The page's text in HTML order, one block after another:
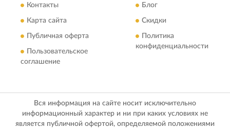
Контакты
Карта сайта
Публичная оферта
Пользовательское
соглашение
Блог
Скидки
Политика
конфиденциальности
Вся информация на сайте носит исключительно
информационный характер и ни при каких условиях не
является публичной офертой, определяемой положениями